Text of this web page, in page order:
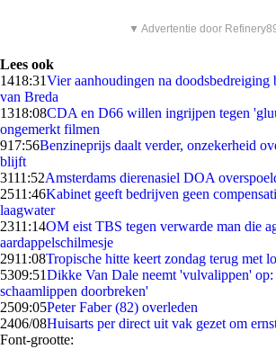
▼ Advertentie door
Lees ook
1418:31Vier aanhoudingen na doodsbedreiging
van Breda
1318:08CDA en D66 willen ingrijpen tegen
ongemerkt filmen
917:56Benzineprijs daalt verder, onzekerheid
blijft
3111:52Amsterdams dierenasiel DOA
2511:46Kabinet geeft bedrijven geen
laagwater
2311:14OM eist TBS tegen verwarde man die
aardappelschilmesje
2911:08Tropische hitte keert zondag terug met
5309:51Dikke Van Dale neemt 'vulvalippen' op:
schaamlippen doorbreken'
2509:05Peter Faber (82) overleden
2406/08Huisarts per direct uit vak gezet om
Font-grootte: